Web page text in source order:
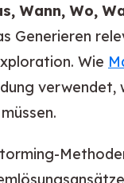
Wann, Wo,
Generieren
Wie
verwendet,